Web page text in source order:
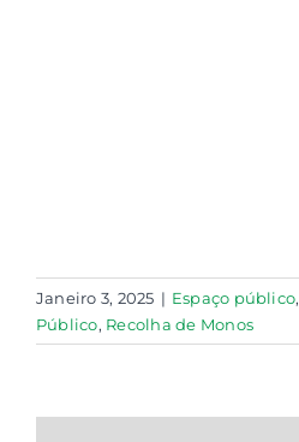
Janeiro 3, 2025 | Espaço público,
Público, Recolha de Monos